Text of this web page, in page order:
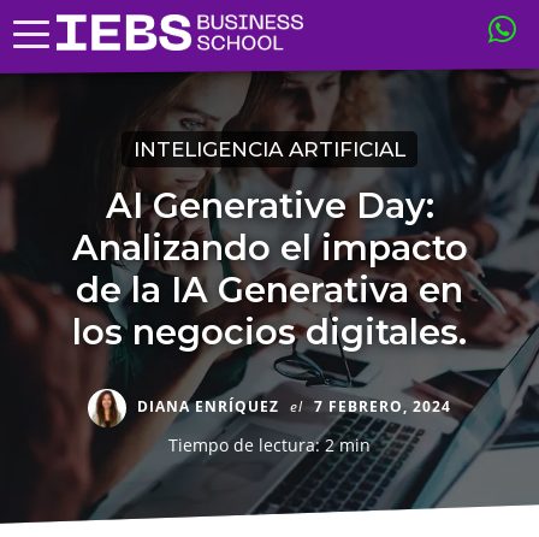
INTELIGENCIA ARTIFICIAL
AI Generative Day:
Analizando el impacto
de la IA Generativa en
los negocios digitales.
DIANA ENRÍQUEZ el 7 FEBRERO, 2024
Tiempo de lectura: 2 min